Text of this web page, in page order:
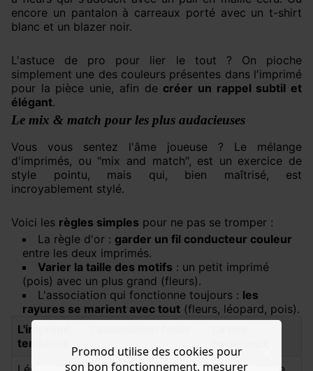
encore un pantalon à carreaux porté avec un t-shirt
blanc et un blazer noir.
L'astuce de pro pour lier le tout ? On pioche
simplement une des couleurs présentes dans l'imprimé
pour la pièce unie, afin de créer un rappel subtil et
élégant.
Le mix & match pour les plus audacieuses
Vous vous sentez l'âme joueuse ? Le mélange
d'imprimés, ou "mix and match", est un exercice de
style pointu, mais qui, bien maîtrisé, est
incroyablement stylé.
Voici les règles simples pour ne pas se tromper :
La règle d'or : garder un fil conducteur couleur
entre les deux imprimés.
Varier la taille des motifs : un petit imprimé
(pois) avec un plus grand (fleurs).
L'association qui fonctionne toujours : les
rayures se marient avec tout (fleurs, léopard, pois).
L'imprimé
tendance
Promod utilise des cookies pour
son bon fonctionnement, mesurer